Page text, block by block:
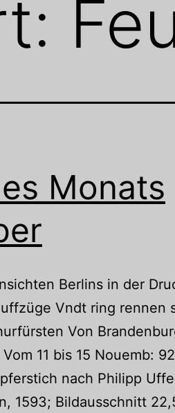
Monats
Berlins in der
Vndt ring rennen
Von
11 bis 15 Nouemb:
nach Philipp
1593; Bildausschnitt